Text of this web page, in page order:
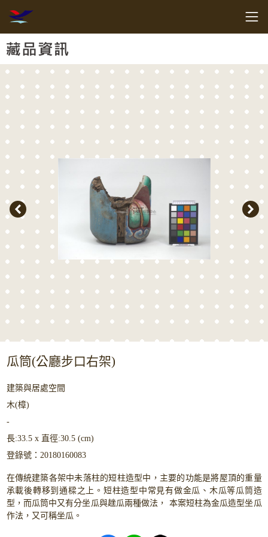
客家委員會客家文化發展中心
網頁導覽
藏品資訊
瓜筒(公廳步口右架)
建築與居處空間
木(樟)
-
長:33.5 x 直徑:30.5 (cm)
登錄號：20180160083
在傳統建築各架中未落柱的短柱造型中，主要的功能是將屋頂的重量
承載後轉移到通樑之上。短柱造型中常見有做金瓜、木瓜等瓜筒造
型，而瓜筒中又有分坐瓜與趖瓜兩種做法， 本案短柱為金瓜造型坐瓜
作法，又可稱坐瓜。